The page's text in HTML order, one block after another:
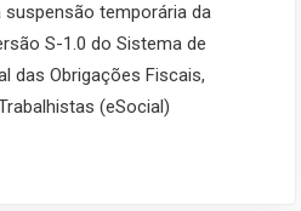
suspensão temporária da
S-1.0 do Sistema de
das Obrigações Fiscais,
(eSocial)